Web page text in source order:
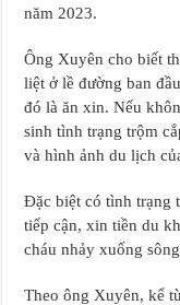
năm 2023.
Ông Xuyên cho biết
liệt ở lề đường ban
đó là ăn xin. Nếu
sinh tình trạng trộm
và hình ảnh du lịch
Đặc biệt có tình trạng
tiếp cận, xin tiền du
cháu nhảy xuống
Theo ông Xuyên, kể